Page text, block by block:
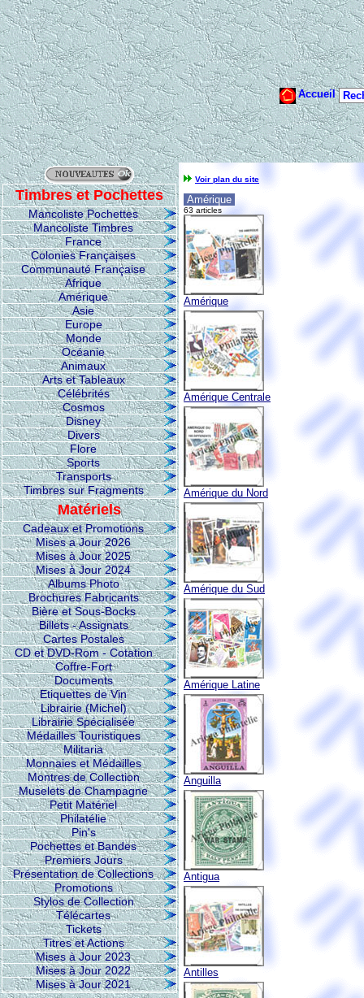
Timbres et Pochettes
Mancoliste Pochettes
Mancoliste Timbres
France
Colonies Françaises
Communauté Française
Afrique
Amérique
Asie
Europe
Monde
Océanie
Animaux
Arts et Tableaux
Célébrités
Cosmos
Disney
Divers
Flore
Sports
Transports
Timbres sur Fragments
Matériels
Cadeaux et Promotions
Mises a Jour 2026
Mises à Jour 2025
Mises à Jour 2024
Albums Photo
Brochures Fabricants
Bière et Sous-Bocks
Billets - Assignats
Cartes Postales
CD et DVD-Rom - Cotation
Coffre-Fort
Documents
Etiquettes de Vin
Librairie (Michel)
Librairie Spécialisée
Médailles Touristiques
Militaria
Monnaies et Médailles
Montres de Collection
Muselets de Champagne
Petit Matériel
Philatélie
Pin's
Pochettes et Bandes
Premiers Jours
Présentation de Collections
Promotions
Stylos de Collection
Télécartes
Tickets
Titres et Actions
Mises à Jour 2023
Mises à Jour 2022
Mises à Jour 2021
Voir plan du site
Amérique
63 articles
Amérique
Amérique Centrale
Amérique du Nord
Amérique du Sud
Amérique Latine
Anguilla
Antigua
Antilles